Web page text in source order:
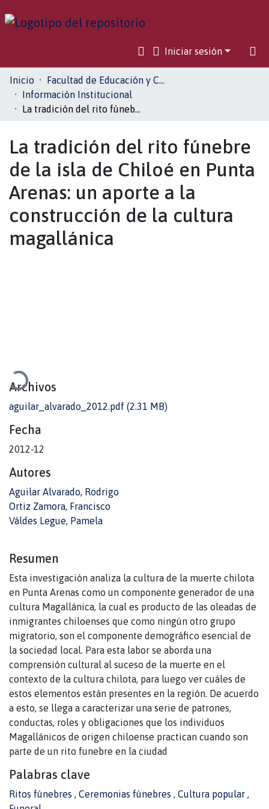
Iniciar sesión
Comunidades
Toda la biblioteca
Inicio
Facultad de Educación y Ciencias Sociales
Información Institucional
La tradición del rito fúnebre de la isla de Chiloé en Punta Arenas: un aporte a la construcción de la cultura magallánica
La tradición del rito fúnebre
de la isla de Chiloé en Punta
Arenas: un aporte a la
construcción de la cultura
magallánica
Archivos
aguilar_alvarado_2012.pdf (2.31 MB)
Fecha
2012-12
Autores
Aguilar Alvarado, Rodrigo
Ortiz Zamora, Francisco
Váldes Legue, Pamela
Resumen
Esta investigación analiza la cultura de la muerte chilota
en Punta Arenas como un componente generador de una
cultura Magallánica, la cual es producto de las oleadas de
inmigrantes chiloenses que como ningún otro grupo
migratorio, son el componente demográfico esencial de
la sociedad local. Para esta labor se aborda una
comprensión cultural al suceso de la muerte en el
contexto de la cultura chilota, para luego ver cuáles de
estos elementos están presentes en la región. De acuerdo
a esto, se llega a caracterizar una serie de patrones,
conductas, roles y obligaciones que los individuos
Magallánicos de origen chiloense practican cuando son
parte de un rito funebre en la ciudad
Palabras clave
Ritos fúnebres Ceremonias fúnebres Cultura popular